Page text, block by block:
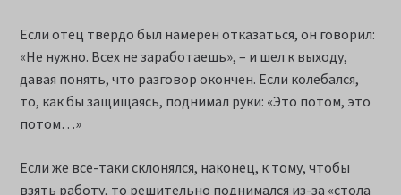
Если отец твердо был намерен отказаться, он говорил:
«Не нужно. Всех не заработаешь», – и шел к выходу,
давая понять, что разговор окончен. Если колебался,
то, как бы защищаясь, поднимал руки: «Это потом, это
потом…»
Если же все-таки склонялся, наконец, к тому, чтобы
взять работу, то решительно поднимался из-за «стола